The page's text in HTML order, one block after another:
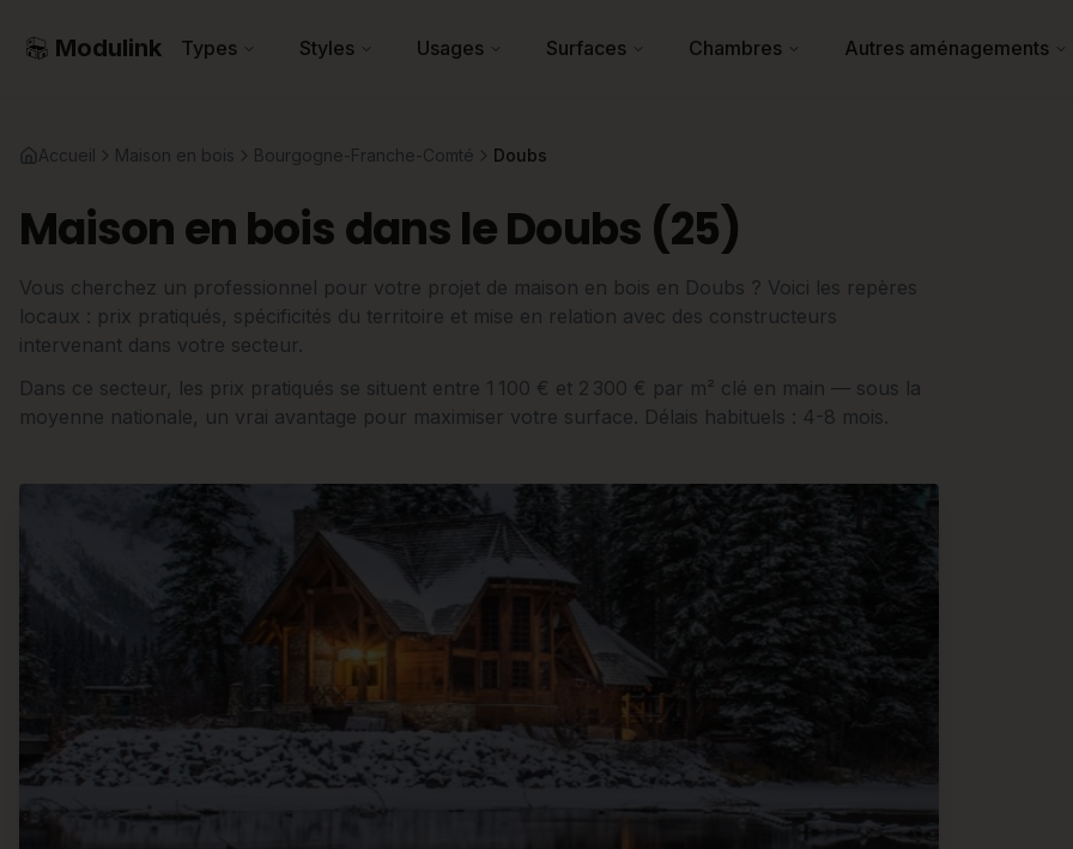
Modulink Types Styles Usages Surfaces Chambres Autres aménagements
Accueil Maison en bois Bourgogne-Franche-Comté Doubs
Maison en bois dans le Doubs (25)
Vous cherchez un professionnel pour votre projet de maison en bois en Doubs ? Voici les repères
locaux : prix pratiqués, spécificités du territoire et mise en relation avec des constructeurs
intervenant dans votre secteur.
Dans ce secteur, les prix pratiqués se situent entre 1 100 € et 2 300 € par m² clé en main — sous la
moyenne nationale, un vrai avantage pour maximiser votre surface. Délais habituels : 4-8 mois.